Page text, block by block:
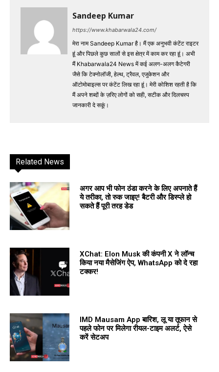
Sandeep Kumar
https://www.khabarwala24.com/
मेरा नाम Sandeep Kumar है। मैं एक अनुभवी कंटेंट राइटर
हूं और पिछले कुछ सालों से इस क्षेत्र में काम कर रहा हूं। अभी
मैं Khabarwala24 News में कई अलग-अलग कैटेगरी
जैसे कि टेक्नोलॉजी, हेल्थ, ट्रैवल, एजुकेशन और
ऑटोमोबाइल्स पर कंटेंट लिख रहा हूं। मेरी कोशिश रहती है कि
मैं अपने शब्दों के ज़रिए लोगों को सही, सटीक और दिलचस्प
जानकारी दे सकूं।
Related News
अगर आप भी फोन ठंडा करने के लिए अपनाते हैं
ये तरीका, तो रुक जाइए! बैटरी और डिस्प्ले हो
सकते हैं पूरी तरह डेड
XChat: Elon Musk की कंपनी X ने लॉन्च
किया नया मैसेजिंग ऐप, WhatsApp को दे रहा
टक्कर!
IMD Mausam App बारिश, लू या तूफान से
पहले फोन पर मिलेगा रीयल-टाइम अलर्ट, ऐसे
करें सेटअप